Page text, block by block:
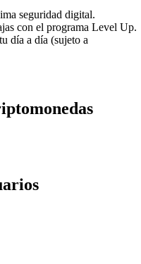
seguridad digital.
con el programa Level Up.
día a día (sujeto a